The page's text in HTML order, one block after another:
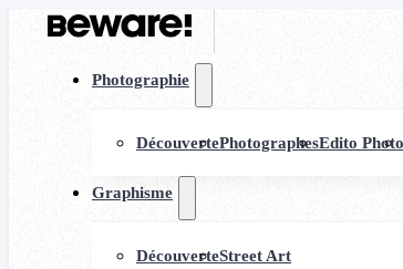
Photographie
DécouvertePhotographesEdito Photo
Graphisme
DécouverteStreet Art